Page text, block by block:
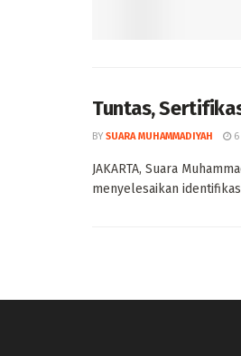
Tuntas,
BY SUARA MUHAMMADIYAH 6
JAKARTA, Suara
menyelesaikan